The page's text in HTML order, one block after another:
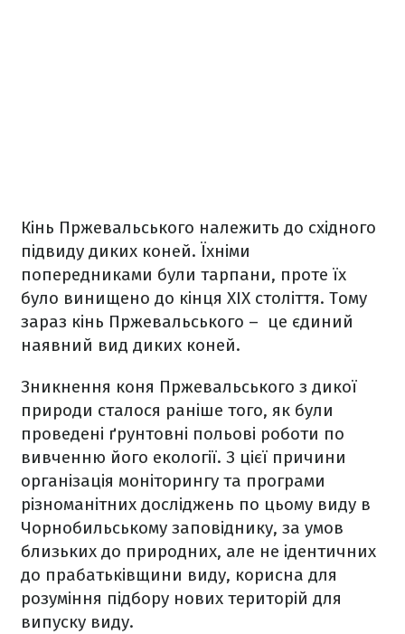
Кінь Пржевальського належить до східного
підвиду диких коней. Їхніми
попередниками були тарпани, проте їх
було винищено до кінця XIX століття. Тому
зараз кінь Пржевальського – це єдиний
наявний вид диких коней.
Зникнення коня Пржевальського з дикої
природи сталося раніше того, як були
проведені ґрунтовні польові роботи по
вивченню його екології. З цієї причини
організація моніторингу та програми
різноманітних досліджень по цьому виду в
Чорнобильському заповіднику, за умов
близьких до природних, але не ідентичних
до прабатьківщини виду, корисна для
розуміння підбору нових територій для
випуску виду.